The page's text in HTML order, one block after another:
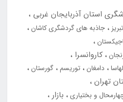
استان آذربایجان غربی
تبریز جاذبه های گردشگری کاشان
کاروانسرا
لهاسا دامغان توریسم گورستان
تهران
و بختیاری
بازار